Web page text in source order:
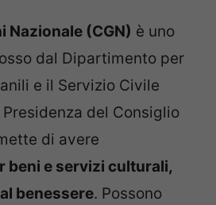
Nazionale (CGN) è uno
dal Dipartimento per
e il Servizio Civile
del Consiglio
di avere
beni e servizi culturali,
benessere. Possono